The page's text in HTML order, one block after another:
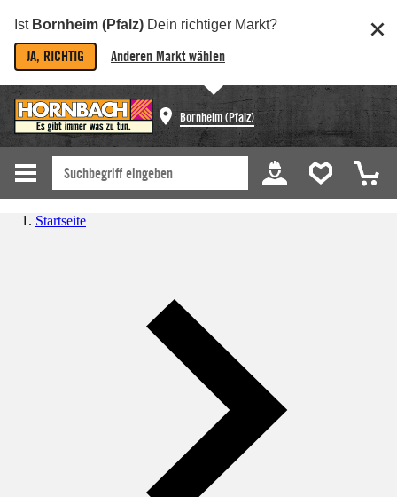
Ist Bornheim (Pfalz) Dein richtiger Markt?
JA, RICHTIG Anderen Markt wählen
Bornheim (Pfalz)
Startseite